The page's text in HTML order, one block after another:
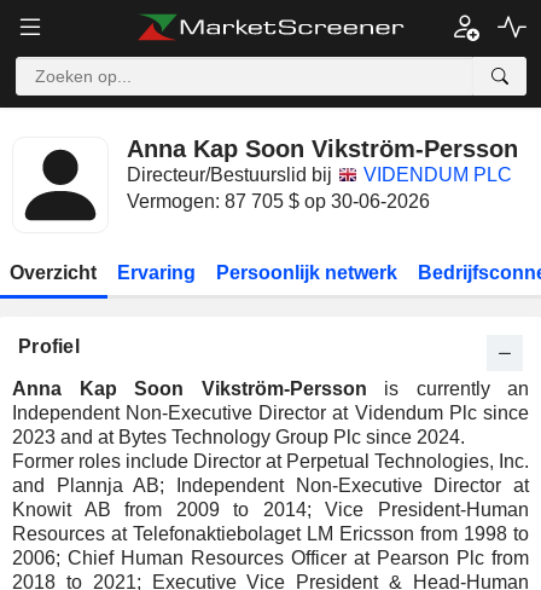
Anna Kap Soon Vikström-Persson
Directeur/Bestuurslid bij
VIDENDUM PLC
Vermogen: 87 705 $ op 30-06-2026
Overzicht Ervaring Persoonlijk netwerk
Profiel
Anna Kap Soon Vikström-Persson is currently an
Independent Non-Executive Director at Videndum Plc since
2023 and at Bytes Technology Group Plc since 2024.
Former roles include Director at Perpetual Technologies, Inc.
and Plannja AB; Independent Non-Executive Director at
Knowit AB from 2009 to 2014; Vice President-Human
Resources at Telefonaktiebolaget LM Ericsson from 1998 to
2006; Chief Human Resources Officer at Pearson Plc from
2018 to 2021; Executive Vice President & Head-Human